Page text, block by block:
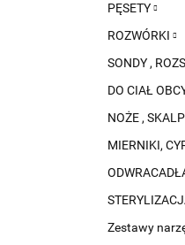
PĘSETY
ROZWÓRKI
SONDY ,
DO CIAŁ
NOŻE ,
MIERNIKI,
Zestawy